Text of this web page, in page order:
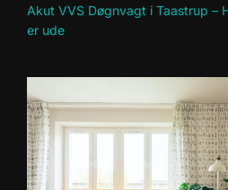
Akut VVS Døgnvagt i Taastrup –
er ude